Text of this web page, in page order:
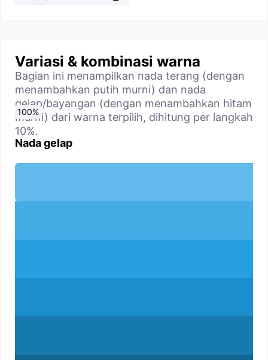
Variasi & kombinasi warna
Bagian ini menampilkan nada terang (dengan
menambahkan putih murni) dan nada
gelap/bayangan (dengan menambahkan hitam
murni) dari warna terpilih, dihitung per langkah
10%.
Nada gelap
0%
10%
20%
30%
40%
50%
60%
70%
80%
90%
100%